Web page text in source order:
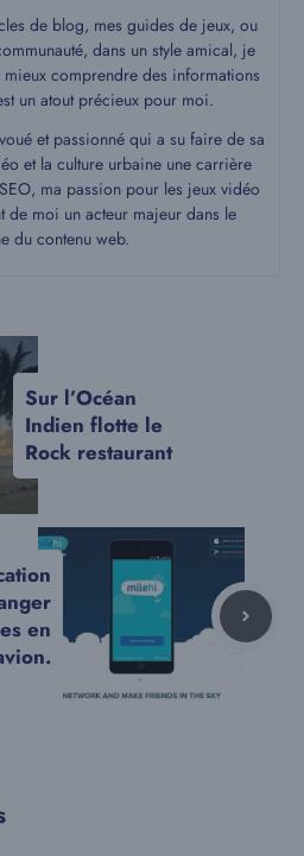
de blog, mes guides de jeux, ou
dans un style amical, je
mieux comprendre des informations
un atout précieux pour moi.
et passionné qui a su faire de sa
et la culture urbaine une carrière
ma passion pour les jeux vidéo
de moi un acteur majeur dans le
du contenu web.
Sur l’Océan
Indien flotte le
Rock restaurant
en